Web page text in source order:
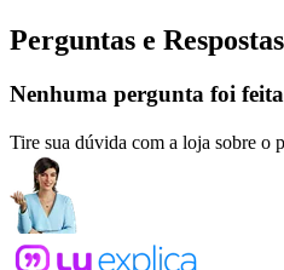
Perguntas e Respostas
Nenhuma pergunta foi
Tire sua dúvida com a loja sobre o